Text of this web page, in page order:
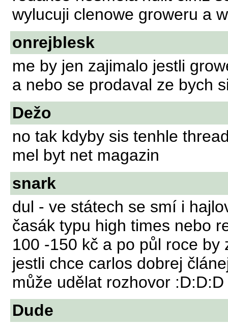
wylucuji clenowe groweru a
onrejblesk
me by jen zajimalo jestli
a nebo se prodaval ze bych
Dežo
no tak kdyby sis tenhle
mel byt net magazin
snark
dul - ve státech se smí i
časák typu high times nebo
100 -150 kč a po půl roce by
jestli chce carlos dobrej
může udělat rozhovor :D:D:D
Dude